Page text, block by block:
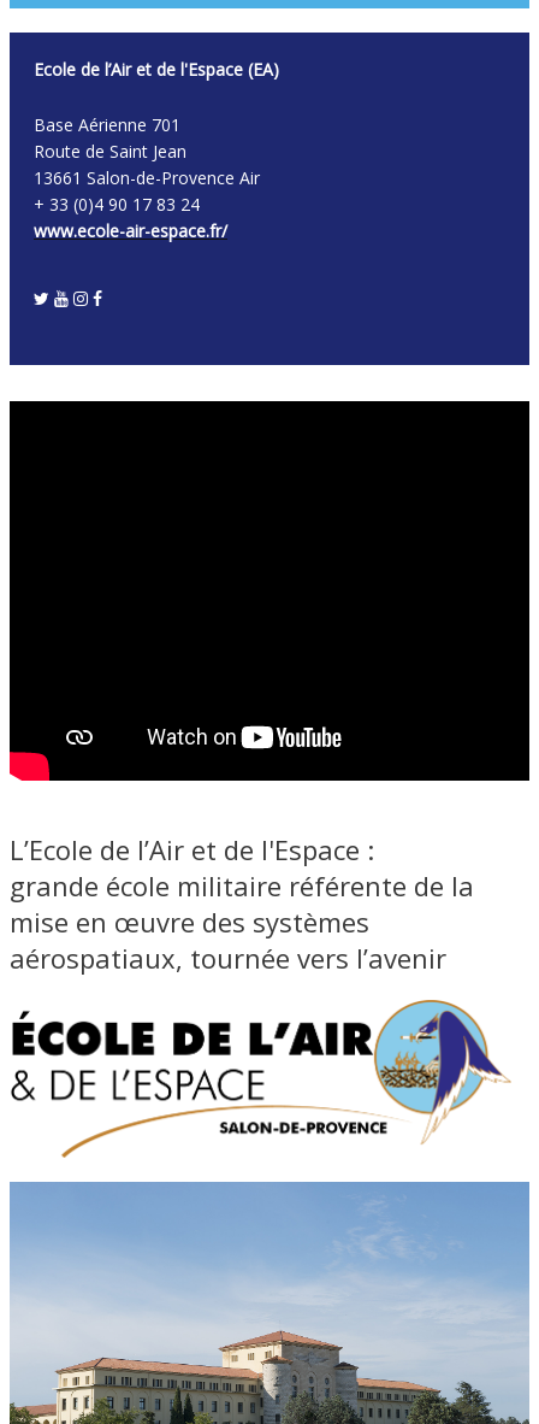
Ecole de l’Air et de l'Espace (EA)
Base Aérienne 701
Route de Saint Jean
13661 Salon-de-Provence Air
+ 33 (0)4 90 17 83 24
www.ecole-air-espace.fr/
L’Ecole de l’Air et de l'Espace :
grande école militaire référente de la
mise en œuvre des systèmes
aérospatiaux, tournée vers l’avenir